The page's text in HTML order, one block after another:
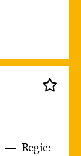
Regie: